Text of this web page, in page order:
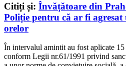
Citiți și: Învățătoare din
Poliție pentru că ar fi
orelor
În intervalul amintit au fost aplicate
conform Legii nr.61/1991 privind